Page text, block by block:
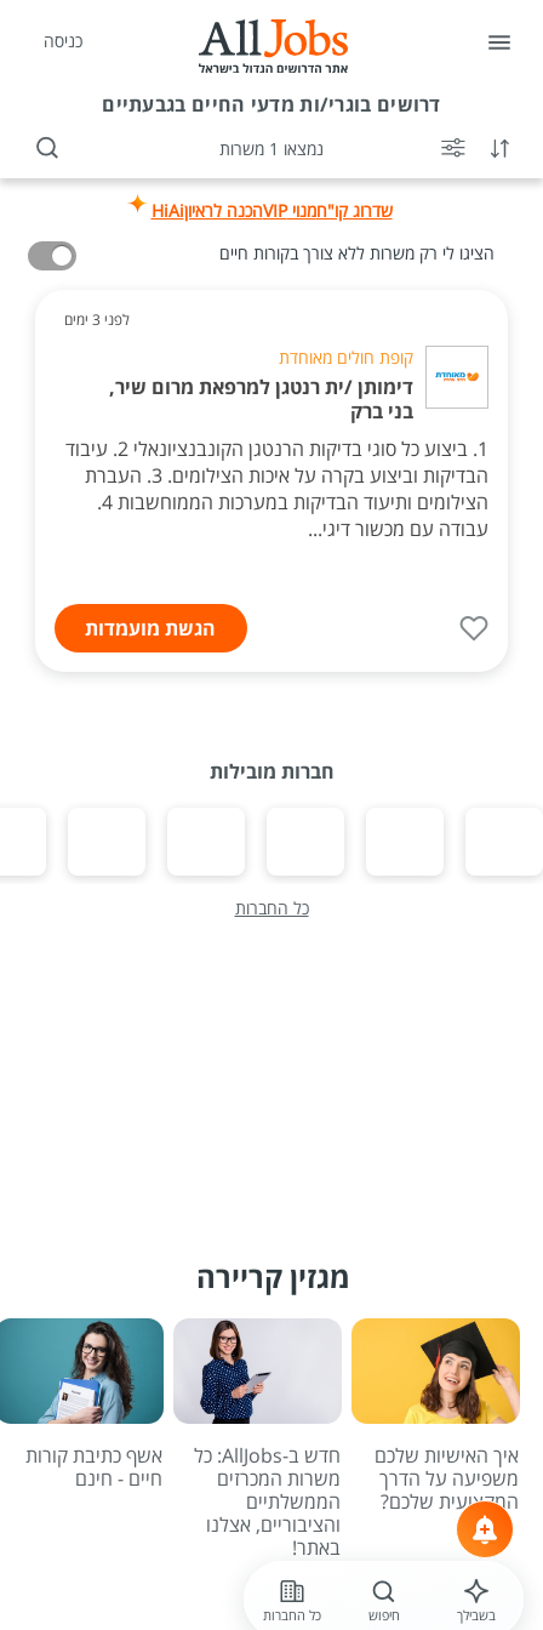
כניסה
דרושים בוגרי/ות מדעי החיים בגבעתיים
נמצאו 1 משרות
שדרוג קו"חמנוי VIP הכנה לראיוןHiAi
הציגו לי רק משרות ללא צורך בקורות חיים
לפני 3 ימים
קופת חולים מאוחדת
דימותן /ית רנטגן למרפאת מרום שיר,
בני ברק
1. ביצוע כל סוגי בדיקות הרנטגן הקונבנציונאלי 2. עיבוד
הבדיקות וביצוע בקרה על איכות הצילומים. 3. העברת
הצילומים ותיעוד הבדיקות במערכות הממוחשבות 4.
עבודה עם מכשור דיגי...
הגשת מועמדות
חברות מובילות
כל החברות
מגזין קריירה
איך האישיות שלכם
משפיעה על הדרך
המקצועית שלכם?
חדש ב-AllJobs: כל
משרות המכרזים
הממשלתיים
והציבוריים, אצלנו
באתר!
אשף כתיבת קורות
חיים - חינם
לכל הכתבות
בשבילך חיפוש כל החברות